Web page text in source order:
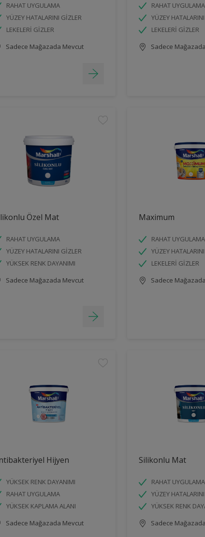
RAHAT UYGULAMA
YÜZEY HATALARINI GİZLER
LEKELERİ GİZLER
Sadece Mağazada Mevcut
RAHAT UYGULAMA
YÜZEY
LEKELERİ GİZLER
Sadece
Özel Mat
RAHAT UYGULAMA
YÜZEY HATALARINI GİZLER
YÜKSEK RENK DAYANIMI
Sadece Mağazada Mevcut
Maximum
RAHAT UYGULAMA
YÜZEY
LEKELERİ GİZLER
Sadece
Hijyen
YÜKSEK RENK DAYANIMI
RAHAT UYGULAMA
YÜKSEK KAPLAMA ALANI
Sadece Mağazada Mevcut
Silikonlu Mat
RAHAT UYGULAMA
YÜZEY
YÜKSEK RENK
Sadece